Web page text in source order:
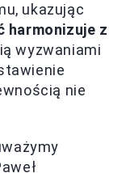
ukazując
harmonizuje z
wyzwaniami
nie